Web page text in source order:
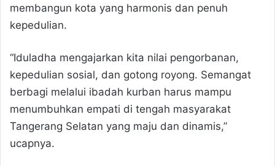
membangun kota yang harmonis dan penuh
kepedulian.
“Iduladha mengajarkan kita nilai pengorbanan,
kepedulian sosial, dan gotong royong. Semangat
berbagi melalui ibadah kurban harus mampu
menumbuhkan empati di tengah masyarakat
Tangerang Selatan yang maju dan dinamis,”
ucapnya.